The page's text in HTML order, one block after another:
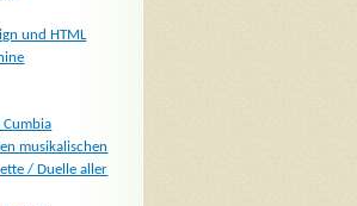
und HTML
Cumbia
musikalischen
/ Duelle aller